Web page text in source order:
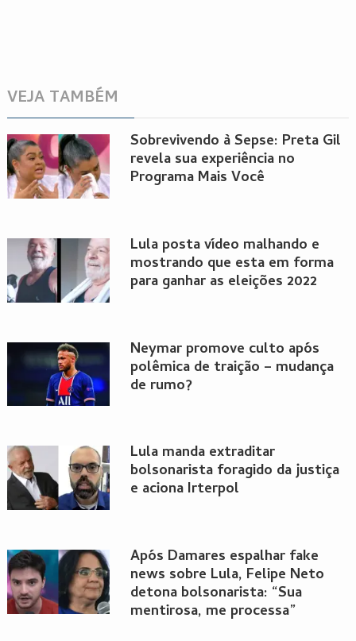
VEJA TAMBÉM
Sobrevivendo à Sepse: Preta Gil
revela sua experiência no
Programa Mais Você
Lula posta vídeo malhando e
mostrando que esta em forma
para ganhar as eleições 2022
Neymar promove culto após
polêmica de traição – mudança
de rumo?
Lula manda extraditar
bolsonarista foragido da justiça
e aciona Irterpol
Após Damares espalhar fake
news sobre Lula, Felipe Neto
detona bolsonarista: “Sua
mentirosa, me processa”